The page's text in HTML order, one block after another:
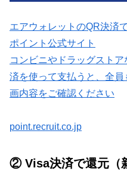
エアウォレットのQR決済
ポイント公式サイト
コンビニやドラッグスト
済を使って支払うと、全
画内容をご確認ください
point.recruit.co.jp
② Visa決済で還元（